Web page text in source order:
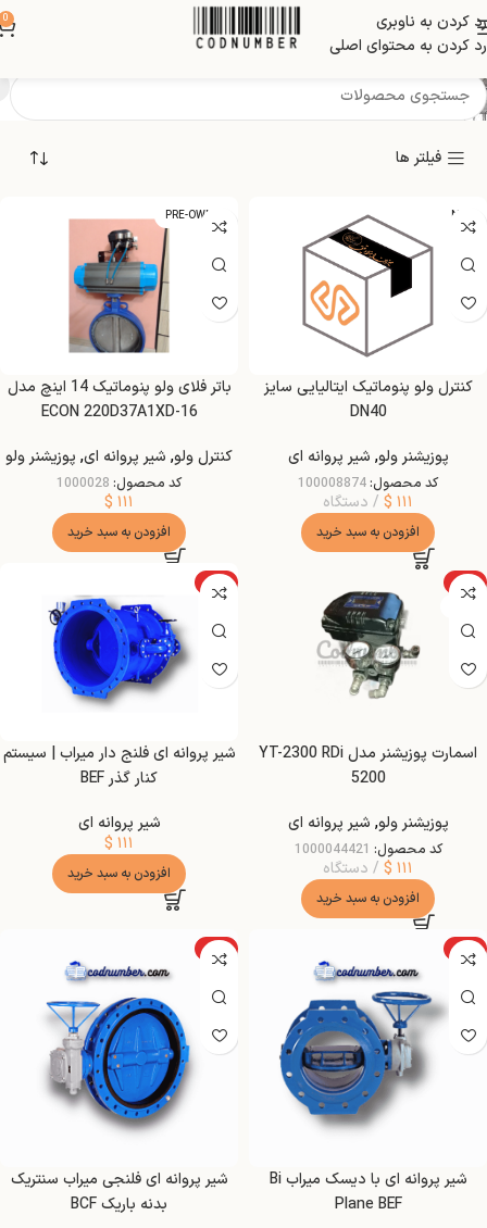
رد کردن به ناوبری
رد کردن به محتوای اصلی
0
شیر پروانه ای
فیلتر ها
NEW
کنترل ولو پنوماتیک ایتالیایی سایز
DN40
پوزیشنر ولو, شیر پروانه ای
کد محصول:100008874
$ ۱۱۱ دستگاه
افزودن به سبد خرید
PRE-OWNED
باتر فلای ولو پنوماتیک 14 اینچ مدل
ECON 220D37A1XD-16
کنترل ولو, شیر پروانه ای, پوزیشنر ولو
کد محصول: 1000028
$ ۱۱۱
افزودن به سبد خرید
ویژه
اسمارت پوزیشنر مدل YT-2300 RDi
5200
پوزیشنر ولو, شیر پروانه ای
کد محصول: 1000044421
$ ۱۱۱ دستگاه
افزودن به سبد خرید
ویژه
شیر پروانه ای فلنج دار میراب | سیستم
کنار گذر BEF
شیر پروانه ای
$ ۱۱۱
افزودن به سبد خرید
ویژه
شیر پروانه ای با دیسک میراب Bi
Plane BEF
ویژه
شیر پروانه ای فلنجی میراب سنتریک
بدنه باریک BCF